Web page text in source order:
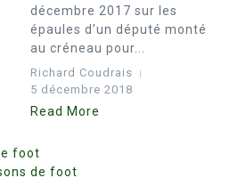
décembre 2017 sur les
épaules d’un député monté
au créneau pour...
Richard Coudrais
5 décembre 2018
Read More
foot
de foot